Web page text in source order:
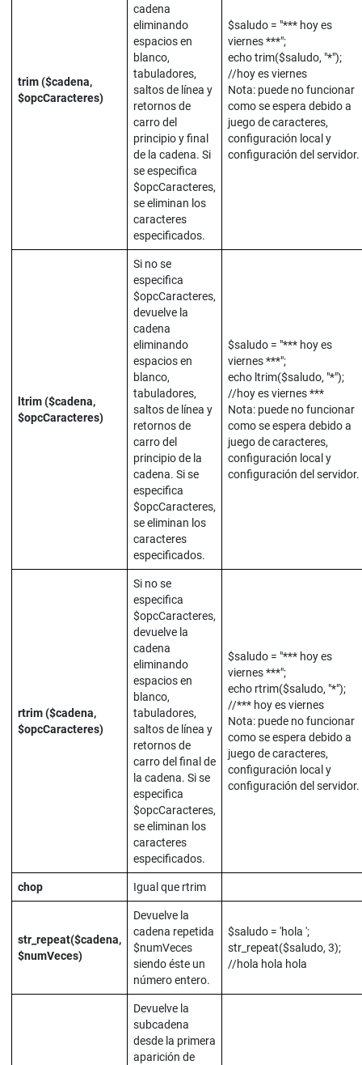
trim ($cadena,
$opcCaracteres)
cadena
eliminando
espacios en
blanco,
tabuladores,
saltos de línea y
retornos de
carro del
principio y final
de la cadena. Si
se especifica
$opcCaracteres,
se eliminan los
caracteres
especificados.
$saludo = "*** hoy es
viernes ***";
echo trim($saludo, "*");
//hoy es viernes
Nota: puede no funcionar
como se espera debido a
juego de caracteres,
configuración local y
configuración del servidor.
ltrim ($cadena,
$opcCaracteres)
Si no se
especifica
$opcCaracteres,
devuelve la
cadena
eliminando
espacios en
blanco,
tabuladores,
saltos de línea y
retornos de
carro del
principio de la
cadena. Si se
especifica
$opcCaracteres,
se eliminan los
caracteres
especificados.
$saludo = "*** hoy es
viernes ***";
echo ltrim($saludo, "*");
//hoy es viernes ***
Nota: puede no funcionar
como se espera debido a
juego de caracteres,
configuración local y
configuración del servidor.
rtrim ($cadena,
$opcCaracteres)
Si no se
especifica
$opcCaracteres,
devuelve la
cadena
eliminando
espacios en
blanco,
tabuladores,
saltos de línea y
retornos de
carro del final de
la cadena. Si se
especifica
$opcCaracteres,
se eliminan los
caracteres
especificados.
$saludo = "*** hoy es
viernes ***";
echo rtrim($saludo, "*");
//*** hoy es viernes
Nota: puede no funcionar
como se espera debido a
juego de caracteres,
configuración local y
configuración del servidor.
chop Igual que rtrim
str_repeat($cadena,
$numVeces)
Devuelve la
cadena repetida
$numVeces
siendo éste un
número entero.
$saludo = 'hola ';
str_repeat($saludo, 3);
//hola hola hola
Devuelve la
subcadena
desde la primera
aparición de